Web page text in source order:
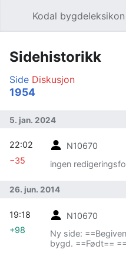
Kodal bygdeleksikon
Sidehistorikk
Side Diskusjon
1954
5. jan. 2024
N10670
ingen
22:02
−35
26. jun. 2014
N10670
Ny side:
bygd. ==Født==
19:18
+98